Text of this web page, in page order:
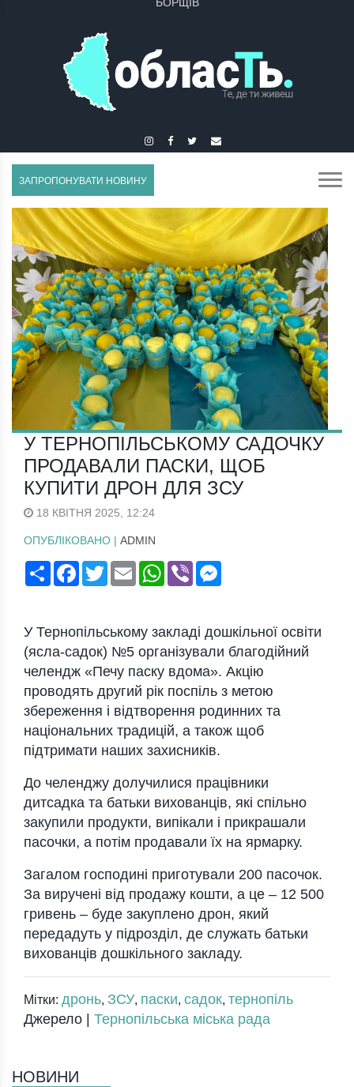
БУЧАЧ
ЗАПРОПОНУВАТИ НОВИНУ
У ТЕРНОПІЛЬСЬКОМУ САДОЧКУ
ПРОДАВАЛИ ПАСКИ, ЩОБ
КУПИТИ ДРОН ДЛЯ ЗСУ
18 КВІТНЯ 2025, 12:24
ОПУБЛІКОВАНО | ADMIN
ПоширитиFacebook
TwitterEmail WhatsApp
Viber
У Тернопільському закладі дошкільної освіти
(ясла-садок) №5 організували благодійний
челендж «Печу паску вдома». Акцію
проводять другий рік поспіль з метою
збереження і відтворення родинних та
національних традицій, а також щоб
підтримати наших захисників.
До челенджу долучилися працівники
дитсадка та батьки вихованців, які спільно
закупили продукти, випікали і прикрашали
пасочки, а потім продавали їх на ярмарку.
Загалом господині приготували 200 пасочок.
За виручені від продажу кошти, а це – 12 500
гривень – буде закуплено дрон, який
передадуть у підрозділ, де служать батьки
вихованців дошкільного закладу.
Мітки: дронь, ЗСУ, паски, садок, тернопіль
Джерело | Тернопільська міська рада
НОВИНИ